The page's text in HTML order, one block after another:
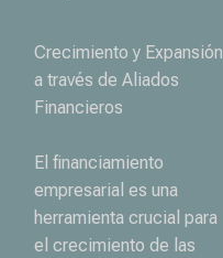
Crecimiento y Expansión
a través de Aliados
Financieros
El financiamiento
empresarial es una
herramienta crucial para
el crecimiento de las